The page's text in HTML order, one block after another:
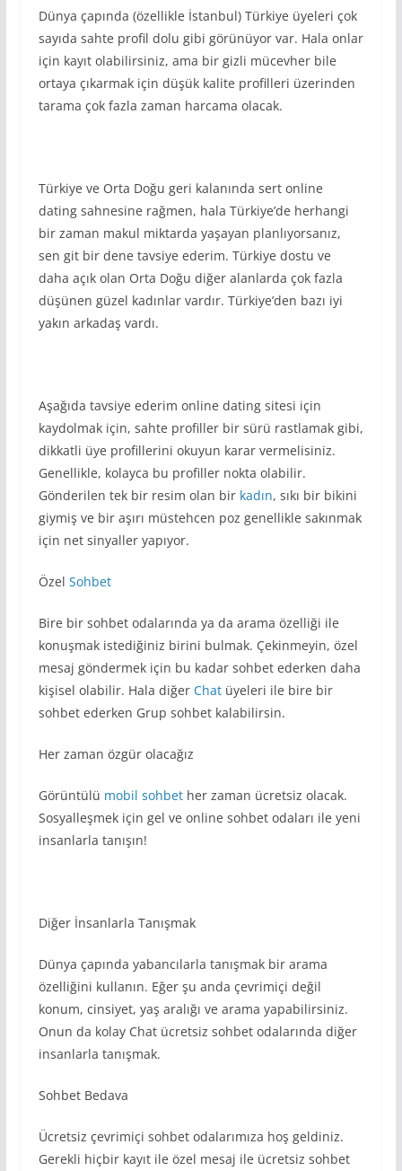
Dünya çapında (özellikle İstanbul) Türkiye üyeleri çok
sayıda sahte profil dolu gibi görünüyor var. Hala onlar
için kayıt olabilirsiniz, ama bir gizli mücevher bile
ortaya çıkarmak için düşük kalite profilleri üzerinden
tarama çok fazla zaman harcama olacak.
Türkiye ve Orta Doğu geri kalanında sert online
dating sahnesine rağmen, hala Türkiye’de herhangi
bir zaman makul miktarda yaşayan planlıyorsanız,
sen git bir dene tavsiye ederim. Türkiye dostu ve
daha açık olan Orta Doğu diğer alanlarda çok fazla
düşünen güzel kadınlar vardır. Türkiye’den bazı iyi
yakın arkadaş vardı.
Aşağıda tavsiye ederim online dating sitesi için
kaydolmak için, sahte profiller bir sürü rastlamak gibi,
dikkatli üye profillerini okuyun karar vermelisiniz.
Genellikle, kolayca bu profiller nokta olabilir.
Gönderilen tek bir resim olan bir kadın, sıkı bir bikini
giymiş ve bir aşırı müstehcen poz genellikle sakınmak
için net sinyaller yapıyor.
Özel Sohbet
Bire bir sohbet odalarında ya da arama özelliği ile
konuşmak istediğiniz birini bulmak. Çekinmeyin, özel
mesaj göndermek için bu kadar sohbet ederken daha
kişisel olabilir. Hala diğer Chatüyeleri ile bire bir
sohbet ederken Grup sohbet kalabilirsin.
Her zaman özgür olacağız
Görüntülü mobil sohbether zaman ücretsiz olacak.
Sosyalleşmek için gel ve online sohbet odaları ile yeni
insanlarla tanışın!
Diğer İnsanlarla Tanışmak
Dünya çapında yabancılarla tanışmak bir arama
özelliğini kullanın. Eğer şu anda çevrimiçi değil
konum, cinsiyet, yaş aralığı ve arama yapabilirsiniz.
Onun da kolay Chat ücretsiz sohbet odalarında diğer
insanlarla tanışmak.
Sohbet Bedava
Ücretsiz çevrimiçi sohbet odalarımıza hoş geldiniz.
Gerekli hiçbir kayıt ile özel mesaj ile ücretsiz sohbet